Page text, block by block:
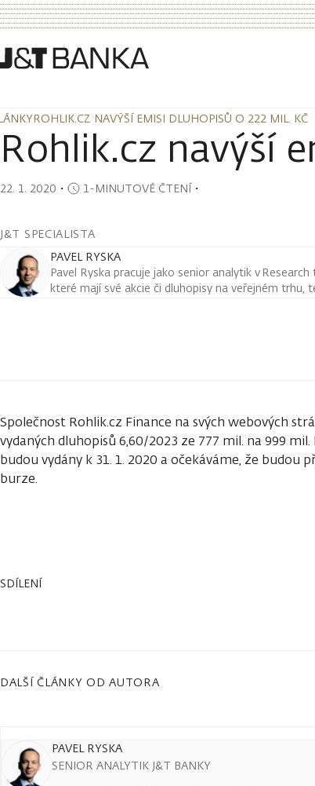
ROHLIK.CZ NAVÝŠÍ EMISI DLUHOPISŮ O 222 MIL. KČ
ROHLIK.CZ NAVÝŠÍ EMISI DLUHOPISŮ O 222 MIL. KČ
Rohlik.cz navýší
22. 1. 2020 ・ 1-MINUTOVÉ ČTENÍ・
J&T SPECIALISTA
PAVEL RYSKA
Pavel Ryska pracuje jako senior analytik v
které mají své akcie či dluhopisy na veřejném trhu,
Společnost Rohlik.cz Finance na svých webových
vydaných dluhopisů 6,60/2023 ze 777 mil. na 999 mil.
budou vydány k 31. 1. 2020 a očekáváme, že budou
burze.
SDÍLENÍ
DALŠÍ ČLÁNKY OD AUTORA
PAVEL RYSKA
SENIOR ANALYTIK J&T BANKY